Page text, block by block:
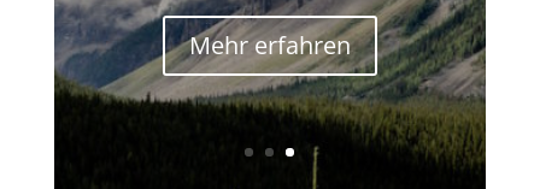
Mehr erfahren